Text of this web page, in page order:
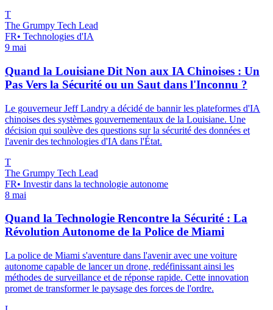
T
The Grumpy Tech Lead
FR• Technologies d'IA
9 mai
Quand la Louisiane Dit Non aux IA Chinoises : Un
Pas Vers la Sécurité ou un Saut dans l'Inconnu ?
Le gouverneur Jeff Landry a décidé de bannir les plateformes d'IA
chinoises des systèmes gouvernementaux de la Louisiane. Une
décision qui soulève des questions sur la sécurité des données et
l'avenir des technologies d'IA dans l'État.
T
The Grumpy Tech Lead
FR• Investir dans la technologie autonome
8 mai
Quand la Technologie Rencontre la Sécurité : La
Révolution Autonome de la Police de Miami
La police de Miami s'aventure dans l'avenir avec une voiture
autonome capable de lancer un drone, redéfinissant ainsi les
méthodes de surveillance et de réponse rapide. Cette innovation
promet de transformer le paysage des forces de l'ordre.